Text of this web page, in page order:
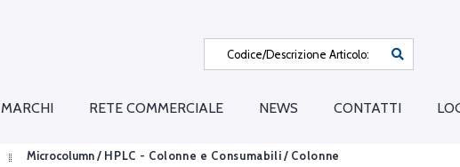
MARCHI RETE COMMERCIALE NEWS CONTATTI
Microcolumn / HPLC - Colonne e Consumabili / Colonne